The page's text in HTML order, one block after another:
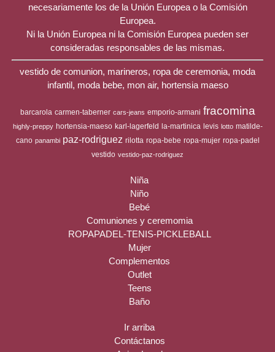
necesariamente los de la Unión Europea o la Comisión
Europea.
Ni la Unión Europea ni la Comisión Europea pueden ser
consideradas responsables de las mismas.
vestido de comunion, marineros, ropa de ceremonia, moda
infantil, moda bebe, mon air, hortensia maeso
barcarola carmen-taberner cars-jeans emporio-armani fracomina
highly-preppy hortensia-maeso karl-lagerfeld la-martinica levis lotto matilde-
cano panambi paz-rodriguez rilotta ropa-bebe ropa-mujer ropa-padel
vestido vestido-paz-rodriguez
Niña
Niño
Bebé
Comuniones y ceremomia
ROPAPADEL-TENIS-PICKLEBALL
Mujer
Complementos
Outlet
Teens
Baño
Ir arriba
Contáctanos